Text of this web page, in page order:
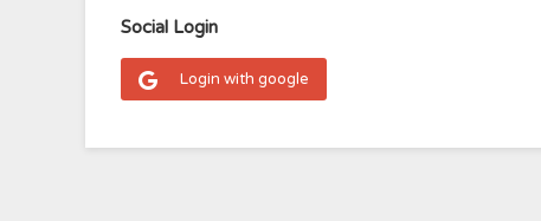
Social Login
Login with google